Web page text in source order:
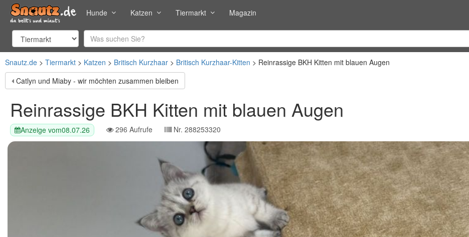
Hunde Katzen Tiermarkt Magazin
Snautz.de Tiermarkt Katzen Britisch Kurzhaar Britisch Kurzhaar-Kitten
Reinrassige BKH Kitten mit blauen Augen
Catlyn und Miaby - wir möchten zusammen bleiben
Reinrassige BKH Kitten mit blauen Augen
Anzeige vom08.07.26 296 Aufrufe Nr. 288253320